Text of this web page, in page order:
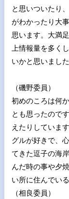
と思いついたり
がわかったり大
思います。大満
上情報量を多く
いかと思いました
（磯野委員）
初めのころは何
とも思ったので
えたりしていま
グルが好きで、
てきた逗子の海
んだ時の事や夕
い所に住んでい
（相良委員）